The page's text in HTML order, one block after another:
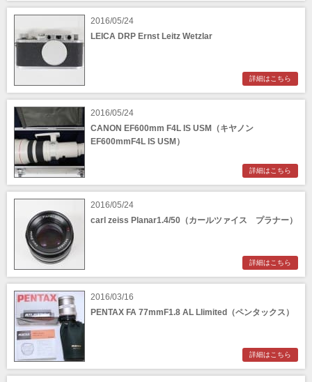
2016/05/24
LEICA DRP Ernst Leitz Wetzlar
詳細はこちら
2016/05/24
CANON EF600mm F4L IS USM（キヤノン
EF600mmF4L IS USM）
詳細はこちら
2016/05/24
carl zeiss Planar1.4/50（カールツァイス プラナー）
詳細はこちら
2016/03/16
PENTAX FA 77mmF1.8 AL Llimited（ペンタックス）
詳細はこちら